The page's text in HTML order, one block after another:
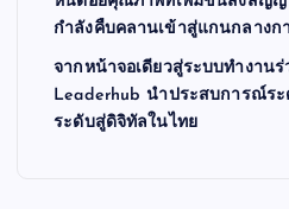
i
o
กำลังคืบคลานเข้าสู่แกนกลางก
จากหน้าจอเดียวสู่ระบบทำงาน
Leaderhub นำประสบการณ์ร
ระดับสู่ดิจิทัลในไทย